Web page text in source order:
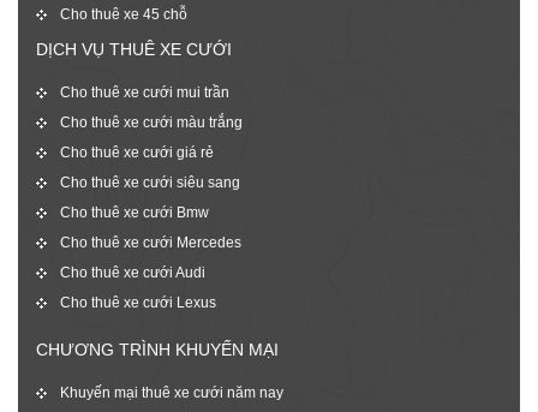
Cho thuê xe 45 chỗ
DỊCH VỤ THUÊ XE CƯỚI
Cho thuê xe cưới mui trần
Cho thuê xe cưới màu trắng
Cho thuê xe cưới giá rẻ
Cho thuê xe cưới siêu sang
Cho thuê xe cưới Bmw
Cho thuê xe cưới Mercedes
Cho thuê xe cưới Audi
Cho thuê xe cưới Lexus
CHƯƠNG TRÌNH KHUYẾN MẠI
Khuyến mại thuê xe cưới năm nay